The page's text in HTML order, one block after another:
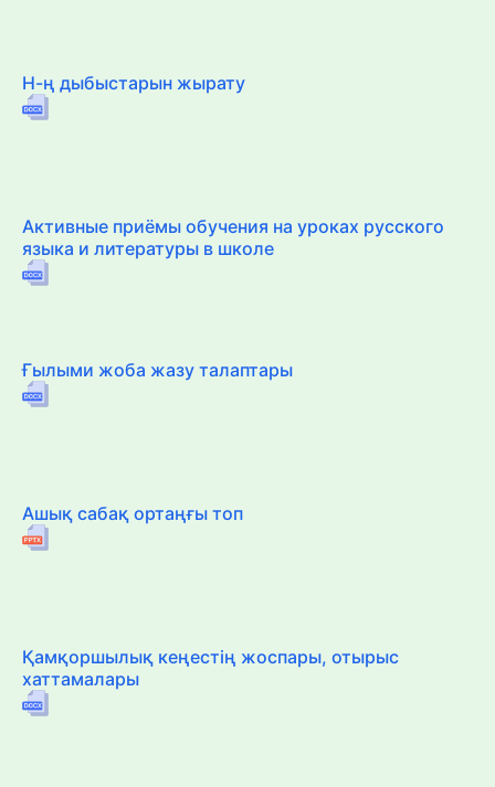
Н-ң дыбыстарын жырату
Активные приёмы обучения на уроках русского
языка и литературы в школе
Ғылыми жоба жазу талаптары
Ашық сабақ ортаңғы топ
Қамқоршылық кеңестің жоспары, отырыс
хаттамалары